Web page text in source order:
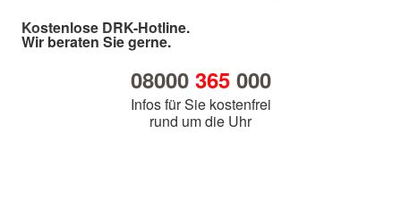
Kostenlose DRK-Hotline.
Wir beraten Sie gerne.
08000 365000
Infos für Sie kostenfrei
rund um die Uhr